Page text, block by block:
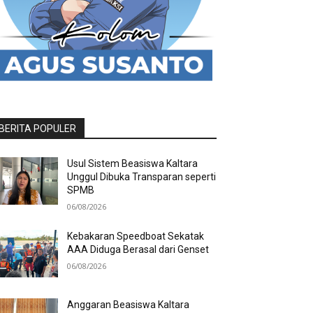
POPULER
Usul Sistem Beasiswa Kaltara
Unggul Dibuka Transparan seperti
SPMB
06/08/2026
Kebakaran Speedboat Sekatak
AAA Diduga Berasal dari Genset
06/08/2026
Anggaran Beasiswa Kaltara